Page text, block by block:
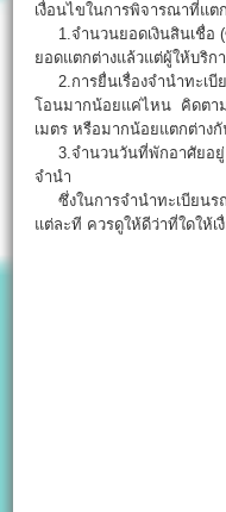
เงื่อนไขในการพิจารณาที่แ
1.จำนวนยอดเงินสินเชื่อ (
ยอดแตกต่างแล้วแต่ผู้ให้บริก
2.การยื่นเรื่องจำนำทะเบี
โอนมากน้อยแค่ไหน คิดตาม
เมตร หรือมากน้อยแตกต่าง
3.จำนวนวันที่พักอาศัยอยู่
จำนำ
ซึ่งในการจำนำทะเบียนร
แต่ละที ควรดูให้ดีว่าที่ใดให้เ